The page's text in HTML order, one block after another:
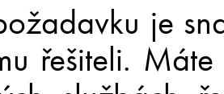
je
řešiteli.